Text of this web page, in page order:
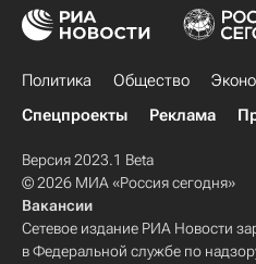
Политика Общество
Спецпроекты
Реклама
Версия 2023.1 Beta
© 2026 МИА «Россия сегодня»
Вакансии
Сетевое издание РИА Новости
в Федеральной службе по